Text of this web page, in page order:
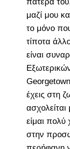
μαζί μου
το μόνο
τίποτα
είναι
έχεις στη
είμαι
στην